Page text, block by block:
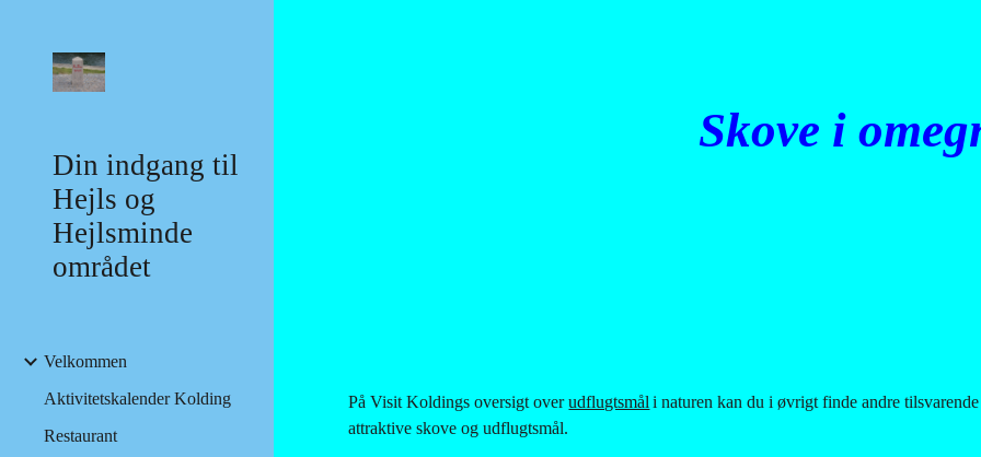
Din indgang til
Hejls og
Hejlsminde
området
Velkommen
Aktivitetskalender Kolding
Restaurant
Skove i
På Visit Koldings oversigt over udflugtsmål i naturen kan du i øvrigt finde andre tilsvarende
attraktive skove og udflugtsmål.